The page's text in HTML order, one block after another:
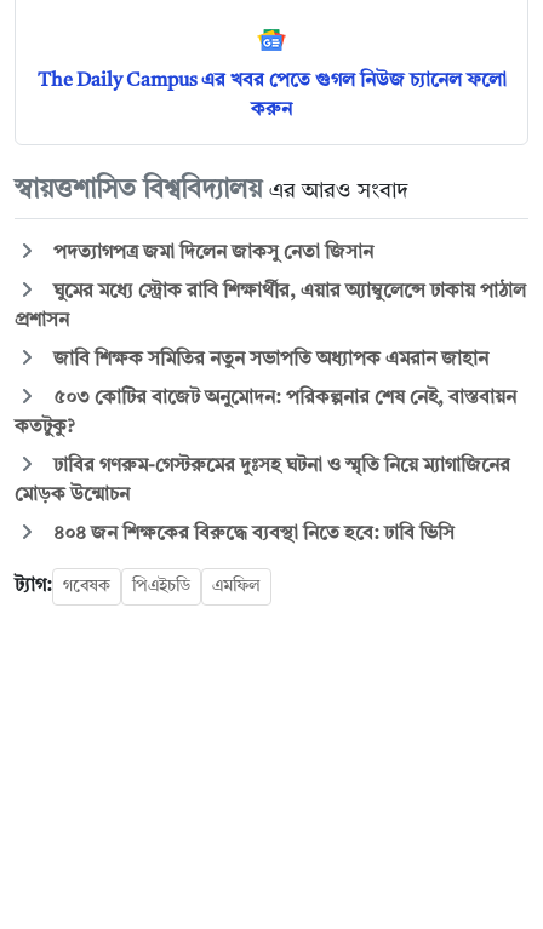
The Daily Campus এর খবর পেতে গুগল নিউজ চ্যানেল ফলো
করুন
স্বায়ত্তশাসিত বিশ্ববিদ্যালয় এর আরও সংবাদ
পদত্যাগপত্র জমা দিলেন জাকসু নেতা জিসান
ঘুমের মধ্যে স্ট্রোক রাবি শিক্ষার্থীর, এয়ার অ্যাম্বুলেন্সে ঢাকায় পাঠাল
প্রশাসন
জাবি শিক্ষক সমিতির নতুন সভাপতি অধ্যাপক এমরান জাহান
৫০৩ কোটির বাজেট অনুমোদন: পরিকল্পনার শেষ নেই, বাস্তবায়ন
কতটুকু?
ঢাবির গণরুম-গেস্টরুমের দুঃসহ ঘটনা ও স্মৃতি নিয়ে ম্যাগাজিনের
মোড়ক উন্মোচন
৪০৪ জন শিক্ষকের বিরুদ্ধে ব্যবস্থা নিতে হবে: ঢাবি ভিসি
ট্যাগ: গবেষক পিএইচডি এমফিল